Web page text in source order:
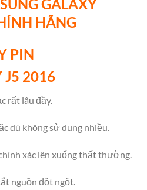
GALAXY
HÃNG
PIN
J5 2016
rất lâu đầy.
dù không sử dụng nhiều.
xác lên xuống thất thường.
nguồn đột ngột.